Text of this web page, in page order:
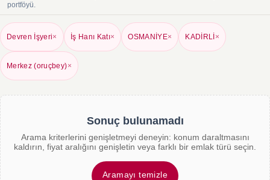
portföyü.
Devren İşyeri× İş Hanı Katı× OSMANİYE× KADİRLİ ×
Merkez (oruçbey)×
Sonuç bulunamadı
Arama kriterlerini genişletmeyi deneyin: konum daraltmasını
kaldırın, fiyat aralığını genişletin veya farklı bir emlak türü seçin.
Aramayı temizle